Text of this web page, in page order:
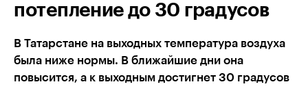
потепление до 30 градусов
В Татарстане на выходных температура воздуха
была ниже нормы. В ближайшие дни она
повысится, а к выходным достигнет 30 градусов